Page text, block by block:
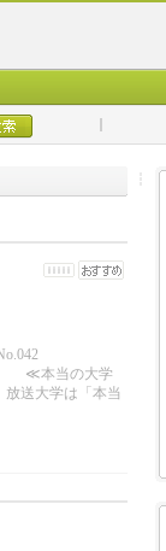
の大学
送大学は「本当